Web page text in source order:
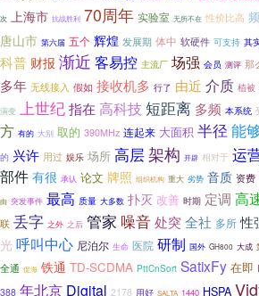
次 上海市 抗战胜利 70周年 实验室 无所不在 性价比高
唐山市 第六届 五个 辉煌 发展期 体中 软硬件 可支持 其
科普 财报 渐近 客易控 主流厂 场强 会员 测评 那
多年 无线接入 假如 接收机多 行了 由近 介质 植被
演变 上世纪指在 高科技 短距离 多频 本系统
方 有的 大别 取的 390MHz 连起来 大面积 半径能
的 兴许 用过 娱乐 场所 高层架构 开辟 相对于 运
部件 有很 承认 论文 牌照 组织机构 重大 劣势 音质 资费
由 突发事件 最高 质量 大多数 扑灭 改善 时期 定调 高
联 丢字 之外 之后 管家 噪音处突全社 多所 性
光 呼叫中心 尼泊尔 生命 医院 研制 国外 GH800 大成
全通 促海 铁通 TD-SCDMA PttCnSort SatixFy 在即
388 年北京 Digital 2178 用好 SALTA 1440 HSPA